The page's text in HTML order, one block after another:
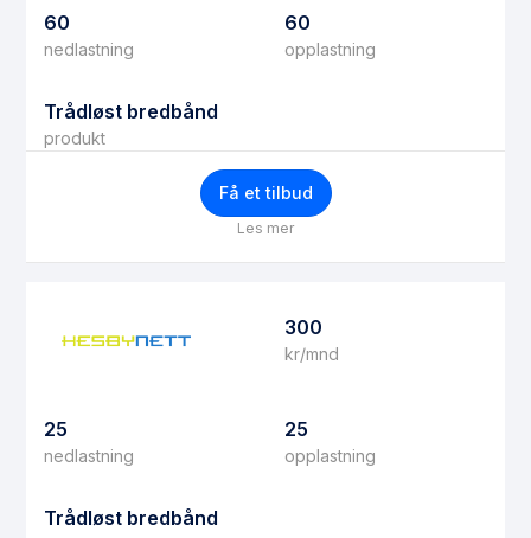
60
nedlastning
60
opplastning
Trådløst bredbånd
produkt
Få et tilbud
Les mer
300
kr/mnd
25
nedlastning
25
opplastning
Trådløst bredbånd